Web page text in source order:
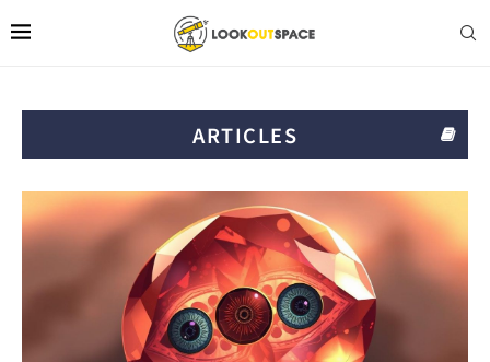
ARTICLES